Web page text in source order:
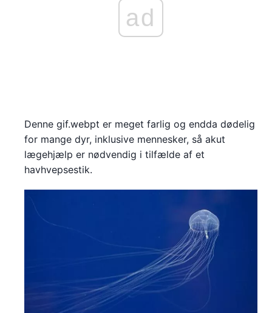
ad
Denne gif.webpt er meget farlig og endda dødelig
for mange dyr, inklusive mennesker, så akut
lægehjælp er nødvendig i tilfælde af et
havhvepsestik.